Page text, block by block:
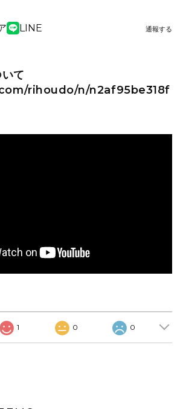
LINE 通報する
て
rihoudo/n/n2af95be318f
1 0 0